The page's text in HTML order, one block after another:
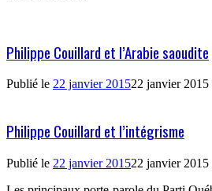
Philippe Couillard et l’Arabie saoudite
Publié le 22 janvier 201522 janvier 2015
Philippe Couillard et l’intégrisme
Publié le 22 janvier 201522 janvier 2015